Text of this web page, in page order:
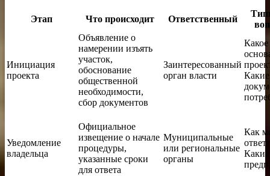
Этап Что происходит Ответственный
Инициация
проекта
Объявление о
намерении изъять
участок,
обоснование
общественной
необходимости,
сбор документов
Заинтересованный
орган власти
Какое
Какие
Уведомление
владельца
Официальное
извещение о начале
процедуры,
указанные сроки
для ответа
Муниципальные
или региональные
органы
Как